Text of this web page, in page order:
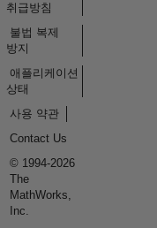
취급방침
불법 복제
방지
애플리케이션
상태
사용 약관
Contact Us
© 1994-2026
The
MathWorks,
Inc.